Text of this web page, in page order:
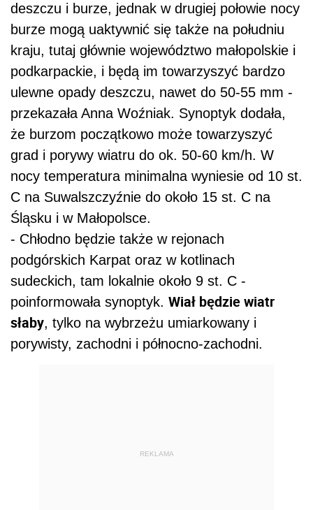
deszczu i burze, jednak w drugiej połowie nocy
burze mogą uaktywnić się także na południu
kraju, tutaj głównie województwo małopolskie i
podkarpackie, i będą im towarzyszyć bardzo
ulewne opady deszczu, nawet do 50-55 mm -
przekazała Anna Woźniak. Synoptyk dodała,
że burzom początkowo może towarzyszyć
grad i porywy wiatru do ok. 50-60 km/h. W
nocy temperatura minimalna wyniesie od 10 st.
C na Suwalszczyźnie do około 15 st. C na
Śląsku i w Małopolsce.
- Chłodno będzie także w rejonach
podgórskich Karpat oraz w kotlinach
sudeckich, tam lokalnie około 9 st. C -
poinformowała synoptyk. Wiał będzie wiatr
słaby, tylko na wybrzeżu umiarkowany i
porywisty, zachodni i północno-zachodni.
REKLAMA